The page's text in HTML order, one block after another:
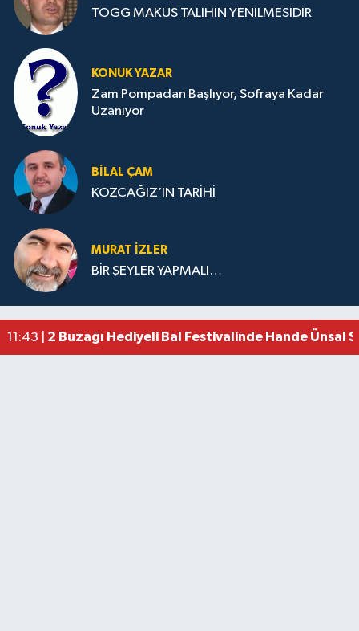
TOGG MAKUS TALİHİN YENİLMESİDİR
KONUK YAZAR
Zam Pompadan Başlıyor, Sofraya Kadar
Uzanıyor
BILAL ÇAM
KOZCAĞIZ’IN TARİHİ
MURAT İZLER
BİR ŞEYLER YAPMALI…
11:43 | 2 Buzağı Hediyeli Bal Festivalinde Hande Ünsal